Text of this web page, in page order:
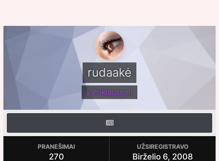
rudaakė
Priklausomi
PRANEŠIMAI
270
UŽSIREGISTRAVO
Birželio 6, 2008